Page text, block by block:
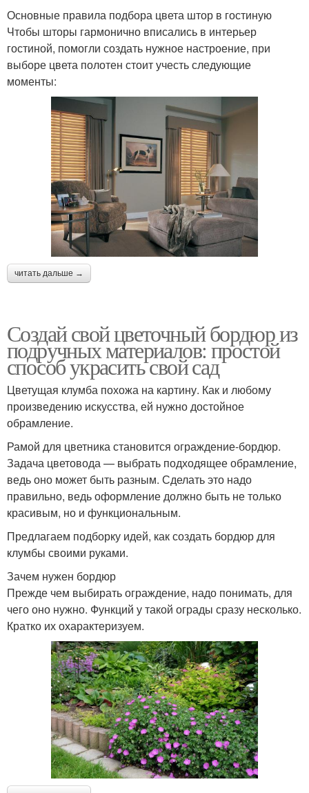
Основные правила подбора цвета штор в гостиную
Чтобы шторы гармонично вписались в интерьер
гостиной, помогли создать нужное настроение, при
выборе цвета полотен стоит учесть следующие
моменты:
читать дальше →
Создай свой цветочный бордюр из
подручных материалов: простой
способ украсить свой сад
Цветущая клумба похожа на картину. Как и любому
произведению искусства, ей нужно достойное
обрамление.
Рамой для цветника становится ограждение-бордюр.
Задача цветовода — выбрать подходящее обрамление,
ведь оно может быть разным. Сделать это надо
правильно, ведь оформление должно быть не только
красивым, но и функциональным.
Предлагаем подборку идей, как создать бордюр для
клумбы своими руками.
Зачем нужен бордюр
Прежде чем выбирать ограждение, надо понимать, для
чего оно нужно. Функций у такой ограды сразу несколько.
Кратко их охарактеризуем.